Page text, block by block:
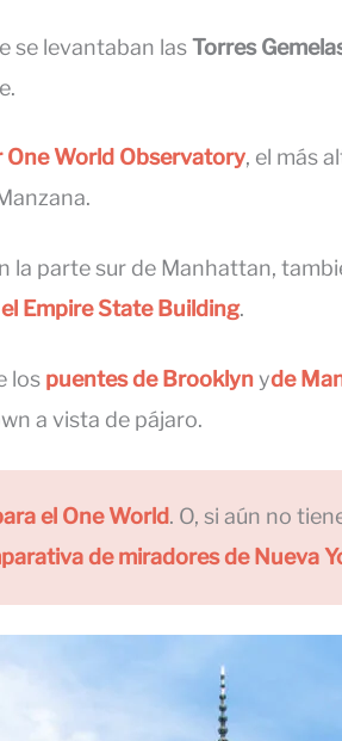
se levantaban lasTorres
One World Observatory, el más
la parte sur de Manhattan,
el Empire State Building.
los puentes de Brooklynyde
a vista de pájaro.
el One World. O, si aún no
de miradores de Nueva